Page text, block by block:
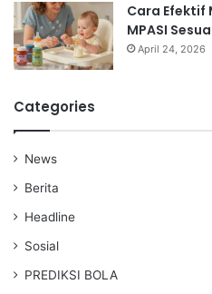
Cara Efektif
MPASI
April 24, 2026
Categories
News
Berita
Headline
Sosial
PREDIKSI BOLA